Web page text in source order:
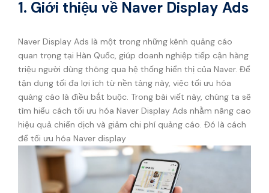
1. Giới thiệu về Naver Display Ads
Naver Display Ads là một trong những kênh quảng cáo
quan trọng tại Hàn Quốc, giúp doanh nghiệp tiếp cận hàng
triệu người dùng thông qua hệ thống hiển thị của Naver. Để
tận dụng tối đa lợi ích từ nền tảng này, việc tối ưu hóa
quảng cáo là điều bắt buộc. Trong bài viết này, chúng ta sẽ
tìm hiểu cách tối ưu hóa Naver Display Ads nhằm nâng cao
hiệu quả chiến dịch và giảm chi phí quảng cáo. Đó là cách
để tối ưu hóa Naver display